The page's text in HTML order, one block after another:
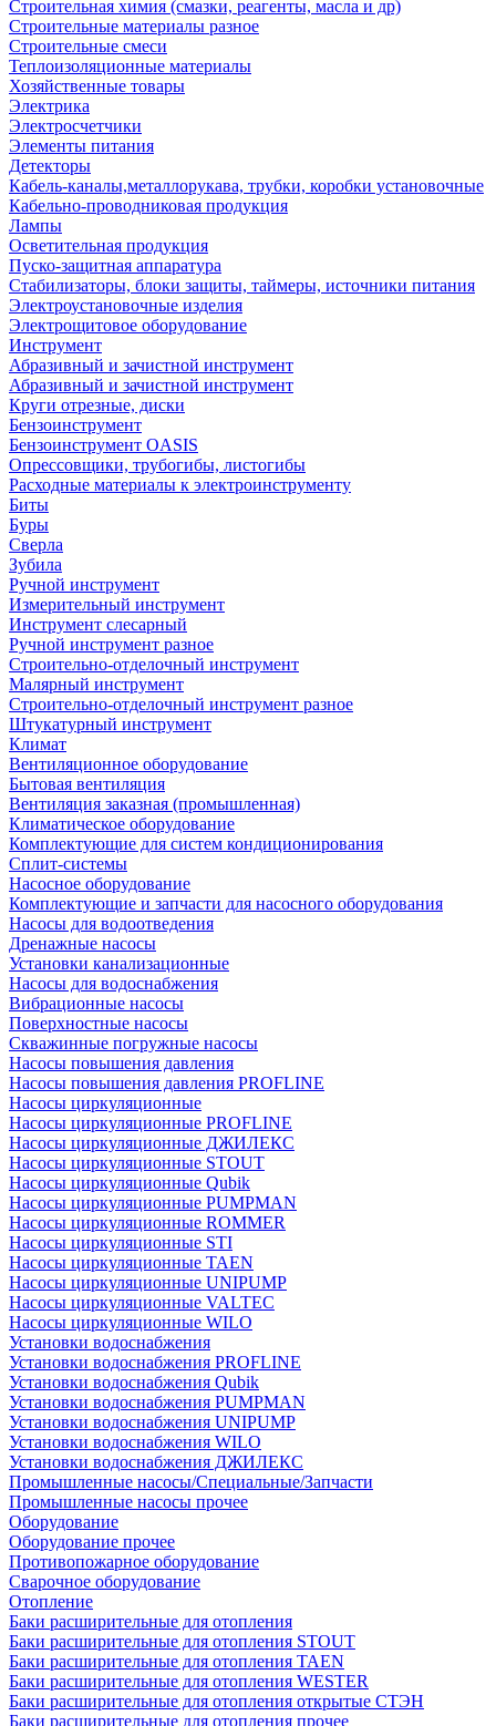
Строительная химия (смазки, реагенты, масла и др)
Строительные материалы разное
Строительные смеси
Теплоизоляционные материалы
Хозяйственные товары
Электрика
Электросчетчики
Элементы питания
Детекторы
Кабель-каналы,металлорукава, трубки, коробки установочные
Кабельно-проводниковая продукция
Лампы
Осветительная продукция
Пуско-защитная аппаратура
Стабилизаторы, блоки защиты, таймеры, источники питания
Электроустановочные изделия
Электрощитовое оборудование
Инструмент
Абразивный и зачистной инструмент
Абразивный и зачистной инструмент
Круги отрезные, диски
Бензоинструмент
Бензоинструмент OASIS
Опрессовщики, трубогибы, листогибы
Расходные материалы к электроинструменту
Биты
Буры
Сверла
Зубила
Ручной инструмент
Измерительный инструмент
Инструмент слесарный
Ручной инструмент разное
Строительно-отделочный инструмент
Малярный инструмент
Строительно-отделочный инструмент разное
Штукатурный инструмент
Климат
Вентиляционное оборудование
Бытовая вентиляция
Вентиляция заказная (промышленная)
Климатическое оборудование
Комплектующие для систем кондиционирования
Сплит-системы
Насосное оборудование
Комплектующие и запчасти для насосного оборудования
Насосы для водоотведения
Дренажные насосы
Установки канализационные
Насосы для водоснабжения
Вибрационные насосы
Поверхностные насосы
Скважинные погружные насосы
Насосы повышения давления
Насосы повышения давления PROFLINE
Насосы циркуляционные
Насосы циркуляционные PROFLINE
Насосы циркуляционные ДЖИЛЕКС
Насосы циркуляционные STOUT
Насосы циркуляционные Qubik
Насосы циркуляционные PUMPMAN
Насосы циркуляционные ROMMER
Насосы циркуляционные STI
Насосы циркуляционные TAEN
Насосы циркуляционные UNIPUMP
Насосы циркуляционные VALTEC
Насосы циркуляционные WILO
Установки водоснабжения
Установки водоснабжения PROFLINE
Установки водоснабжения Qubik
Установки водоснабжения PUMPMAN
Установки водоснабжения UNIPUMP
Установки водоснабжения WILO
Установки водоснабжения ДЖИЛЕКС
Промышленные насосы/Специальные/Запчасти
Промышленные насосы прочее
Оборудование
Оборудование прочее
Противопожарное оборудование
Сварочное оборудование
Отопление
Баки расширительные для отопления
Баки расширительные для отопления STOUT
Баки расширительные для отопления TAEN
Баки расширительные для отопления WESTER
Баки расширительные для отопления открытые СТЭН
Баки расширительные для отопления прочее